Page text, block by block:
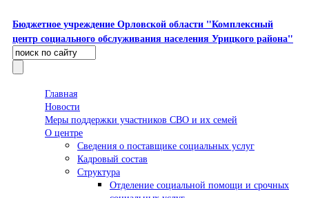
Бюджетное учреждение Орловской области "Комплексный
центр социального обслуживания населения Урицкого района"
Форма поиска
Поиск
Главная
Новости
Меры поддержки участников СВО и их семей
О центре
Сведения о поставщике социальных услуг
Кадровый состав
Структура
Отделение социальной помощи и срочных